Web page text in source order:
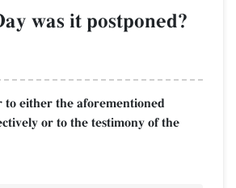
was it postponed?
either the aforementioned
or to the testimony of the